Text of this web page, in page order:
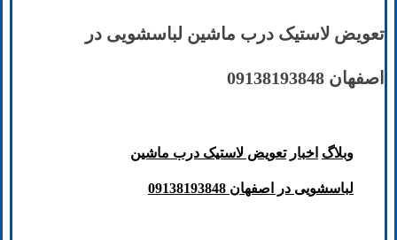
تعویض لاستیک درب ماشین لباسشویی در
اصفهان 09138193848
وبلاگ اخبار تعویض لاستیک درب ماشین
لباسشویی در اصفهان 09138193848